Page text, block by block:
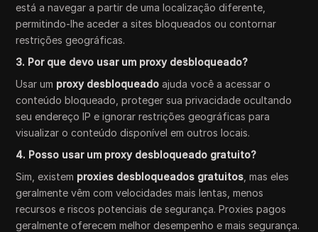
está a navegar a partir de uma localização diferente,
permitindo-lhe aceder a sites bloqueados ou contornar
restrições geográficas.
3. Por que devo usar um proxy desbloqueado?
Usar um proxy desbloqueado ajuda você a acessar o
conteúdo bloqueado, proteger sua privacidade ocultando
seu endereço IP e ignorar restrições geográficas para
visualizar o conteúdo disponível em outros locais.
4. Posso usar um proxy desbloqueado gratuito?
Sim, existem proxies desbloqueados gratuitos , mas eles
geralmente vêm com velocidades mais lentas, menos
recursos e riscos potenciais de segurança. Proxies pagos
geralmente oferecem melhor desempenho e mais segurança.